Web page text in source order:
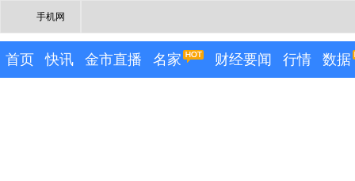
手机网
首页 快讯 金市直播 名家 财经要闻 行情 数据